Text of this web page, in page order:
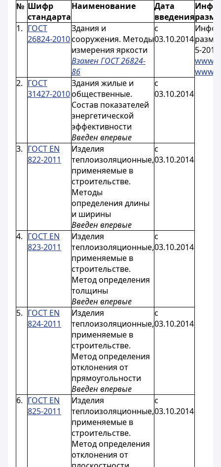
№ Шифр
стандарта
Наименование
Дата
введения
1. ГОСТ
26824-2010
Здания и
сооружения. Методы
измерения яркости
Взамен ГОСТ 26824-
86
с
03.10.2014
5-
2. ГОСТ
31427-2010
Здания жилые и
общественные.
Состав показателей
энергетической
эффективности
Введен впервые
с
03.10.2014
3. ГОСТ EN
822-2011
Изделия
теплоизоляционные,
применяемые в
строительстве.
Методы
определения длины
и ширины
Введен впервые
с
03.10.2014
4. ГОСТ EN
823-2011
Изделия
теплоизоляционные,
применяемые в
строительстве.
Метод определения
толщины
Введен впервые
с
03.10.2014
5. ГОСТ EN
824-2011
Изделия
теплоизоляционные,
применяемые в
строительстве.
Метод определения
отклонения от
прямоугольности
Введен впервые
с
03.10.2014
6. ГОСТ EN
825-2011
Изделия
теплоизоляционные,
применяемые в
строительстве.
Метод определения
отклонения от
с
03.10.2014